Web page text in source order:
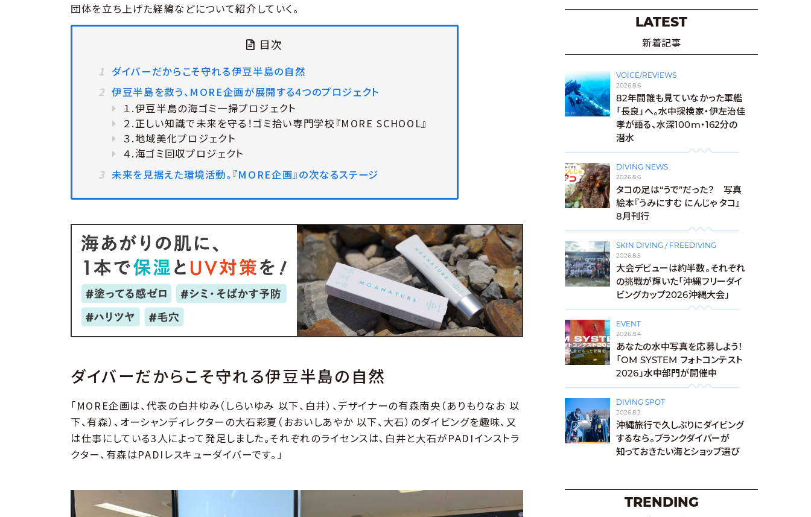
団体を立ち上げた経緯などについて紹介していく。
目次
ダイバーだからこそ守れる伊豆半島の自然
伊豆半島を救う、MORE企画が展開する4つのプロジェクト
１.伊豆半島の海ゴミ一掃プロジェクト
２.正しい知識で未来を守る！ゴミ拾い専門学校『MORE SCHOOL』
３.地域美化プロジェクト
４.海ゴミ回収プロジェクト
未来を見据えた環境活動。『MORE企画』の次なるステージ
ダイバーだからこそ守れる伊豆半島の自然
「MORE企画は、代表の白井ゆみ（しらいゆみ 以下、白井）、デザイナーの有森南央（ありもりなお 以
下、有森）、オーシャンディレクターの大石彩夏（おおいしあやか 以下、大石）のダイビングを趣味、又
は仕事にしている3人によって発足しました。それぞれのライセンスは、白井と大石がPADIインストラ
クター、有森はPADIレスキューダイバーです。」
LATEST
新着記事
VOICE/REVIEWS
2026.8.6
82年間誰も見ていなかった軍艦
「長良」へ。水中探検家・伊左治佳
孝が語る、水深100m・162分の
潜水
DIVING NEWS
2026.8.6
タコの足は“うで”だった？ 写真
絵本『うみにすむ にんじゃ タコ』
8月刊行
SKIN DIVING / FREEDIVING
2026.8.5
大会デビューは約半数。それぞれ
の挑戦が輝いた「沖縄フリーダイ
ビングカップ2026沖縄大会」
EVENT
2026.8.4
あなたの水中写真を応募しよう！
「OM SYSTEM フォトコンテスト
2026」水中部門が開催中
DIVING SPOT
2026.8.2
沖縄旅行で久しぶりにダイビング
するなら。ブランクダイバーが
知っておきたい海とショップ選び
TRENDING